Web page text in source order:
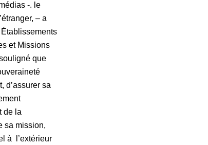
-. le
– a
et Missions
que
d’assurer sa
de la
sa mission,
à l’extérieur